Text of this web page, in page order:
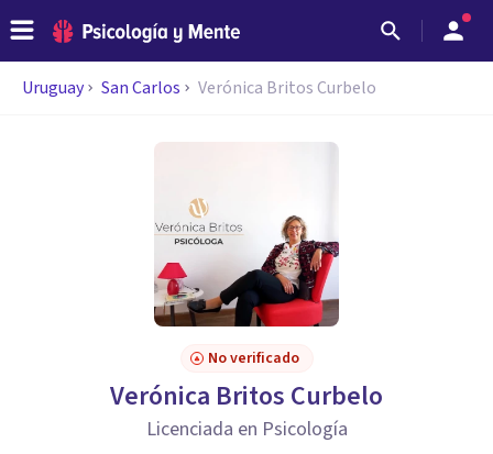
Uruguay San Carlos Verónica Britos Curbelo
No verificado
Verónica Britos Curbelo
Licenciada en Psicología